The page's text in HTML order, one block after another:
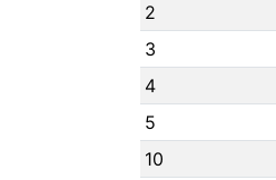
2
3
4
5
10